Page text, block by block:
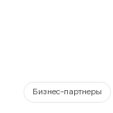
Бизнес-партнеры